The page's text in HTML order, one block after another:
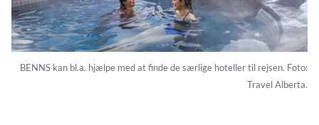
BENNS kan bl.a. hjælpe med at finde de særlige hoteller til rejsen. Foto:
Travel Alberta.